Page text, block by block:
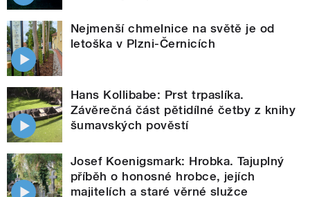
Nejmenší chmelnice na světě je od
letoška v Plzni-Černicích
Hans Kollibabe: Prst trpaslíka.
Závěrečná část pětidílné četby z knihy
šumavských pověstí
Josef Koenigsmark: Hrobka. Tajuplný
příběh o honosné hrobce, jejích
majitelích a staré věrné služce